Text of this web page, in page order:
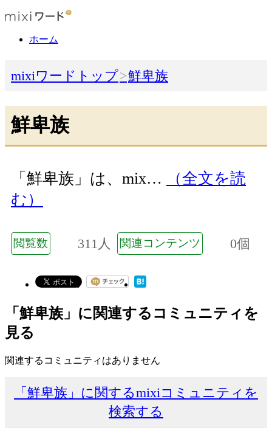
ホーム
mixiワードトップ 鮮卑族
鮮卑族
「鮮卑族」は、mix…
（全文を読
む）
閲覧数 311人 関連コンテンツ 0個
「鮮卑族」に関連するコミュニティを
見る
関連するコミュニティはありません
「鮮卑族」に関するmixiコミュニティを
検索する